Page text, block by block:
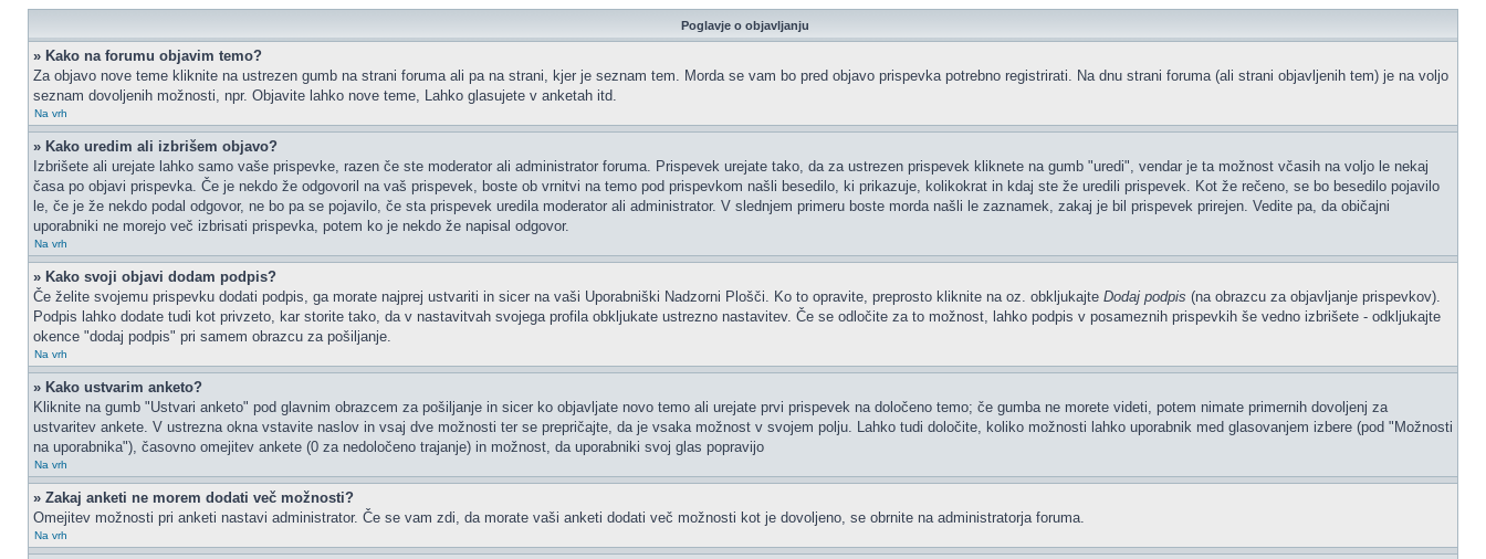
Poglavje o objavljanju
» Kako na forumu objavim temo?
Za objavo nove teme kliknite na ustrezen gumb na strani foruma ali pa na strani, kjer je seznam tem. Morda se vam bo pred objavo prispevka potrebno registrirati. Na dnu strani foruma (ali strani objavljenih tem) je na voljo
seznam dovoljenih možnosti, npr. Objavite lahko nove teme, Lahko glasujete v anketah itd.
Na vrh
» Kako uredim ali izbrišem objavo?
Izbrišete ali urejate lahko samo vaše prispevke, razen če ste moderator ali administrator foruma. Prispevek urejate tako, da za ustrezen prispevek kliknete na gumb "uredi", vendar je ta možnost včasih na voljo le nekaj
časa po objavi prispevka. Če je nekdo že odgovoril na vaš prispevek, boste ob vrnitvi na temo pod prispevkom našli besedilo, ki prikazuje, kolikokrat in kdaj ste že uredili prispevek. Kot že rečeno, se bo besedilo pojavilo
le, če je že nekdo podal odgovor, ne bo pa se pojavilo, če sta prispevek uredila moderator ali administrator. V slednjem primeru boste morda našli le zaznamek, zakaj je bil prispevek prirejen. Vedite pa, da običajni
uporabniki ne morejo več izbrisati prispevka, potem ko je nekdo že napisal odgovor.
Na vrh
» Kako svoji objavi dodam podpis?
Če želite svojemu prispevku dodati podpis, ga morate najprej ustvariti in sicer na vaši Uporabniški Nadzorni Plošči. Ko to opravite, preprosto kliknite na oz. obkljukajte Dodaj podpis (na obrazcu za objavljanje prispevkov).
Podpis lahko dodate tudi kot privzeto, kar storite tako, da v nastavitvah svojega profila obkljukate ustrezno nastavitev. Če se odločite za to možnost, lahko podpis v posameznih prispevkih še vedno izbrišete - odkljukajte
okence "dodaj podpis" pri samem obrazcu za pošiljanje.
Na vrh
» Kako ustvarim anketo?
Kliknite na gumb "Ustvari anketo" pod glavnim obrazcem za pošiljanje in sicer ko objavljate novo temo ali urejate prvi prispevek na določeno temo; če gumba ne morete videti, potem nimate primernih dovoljenj za
ustvaritev ankete. V ustrezna okna vstavite naslov in vsaj dve možnosti ter se prepričajte, da je vsaka možnost v svojem polju. Lahko tudi določite, koliko možnosti lahko uporabnik med glasovanjem izbere (pod "Možnosti
na uporabnika"), časovno omejitev ankete (0 za nedoločeno trajanje) in možnost, da uporabniki svoj glas popravijo
Na vrh
» Zakaj anketi ne morem dodati več možnosti?
Omejitev možnosti pri anketi nastavi administrator. Če se vam zdi, da morate vaši anketi dodati več možnosti kot je dovoljeno, se obrnite na administratorja foruma.
Na vrh